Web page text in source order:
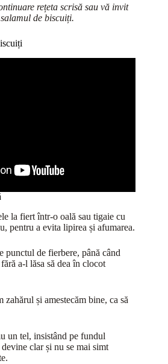
rețeta scrisă sau vă invit
de biscuiți.
la fiert într-o oală sau tigaie cu
pentru a evita lipirea și afumarea.
punctul de fierbere, până când
a-l lăsa să dea în clocot
și amestecăm bine, ca să
un tel, insistând pe fundul
clar și nu se mai simt